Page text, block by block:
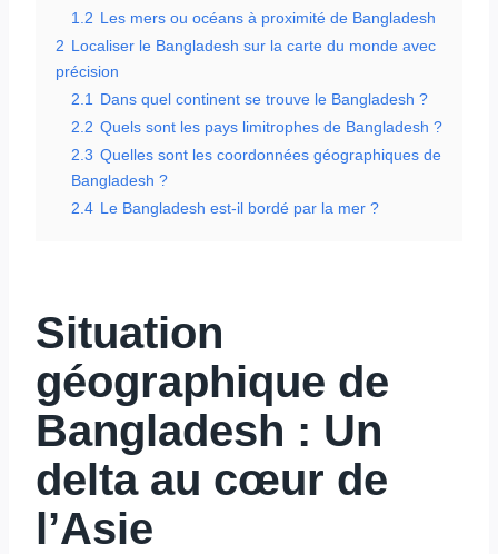
1.2 Les mers ou océans à proximité de Bangladesh
2 Localiser le Bangladesh sur la carte du monde avec
précision
2.1
Dans quel continent se trouve le Bangladesh ?
2.2 Quels sont les pays limitrophes de Bangladesh ?
2.3 Quelles sont les coordonnées géographiques de
Bangladesh ?
2.4 Le Bangladesh est-il bordé par la mer ?
Situation
géographique de
Bangladesh : Un
delta au cœur de
l’Asie